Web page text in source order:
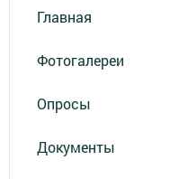
Главная
Фотогалереи
Опросы
Документы